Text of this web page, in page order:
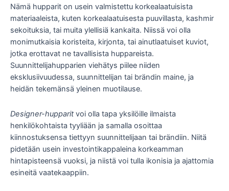
Nämä hupparit on usein valmistettu korkealaatuisista
materiaaleista, kuten korkealaatuisesta puuvillasta, kashmir
sekoituksia, tai muita ylellisiä kankaita. Niissä voi olla
monimutkaisia ​​koristeita, kirjonta, tai ainutlaatuiset kuviot,
jotka erottavat ne tavallisista huppareista.
Suunnittelijahupparien viehätys piilee niiden
eksklusiivuudessa, suunnittelijan tai brändin maine, ja
heidän tekemänsä yleinen muotilause.
Designer-hupparitvoi olla tapa yksilöille ilmaista
henkilökohtaista tyyliään ja samalla osoittaa
kiinnostuksensa tiettyyn suunnittelijaan tai brändiin. Niitä
pidetään usein investointikappaleina korkeamman
hintapisteensä vuoksi, ja niistä voi tulla ikonisia ja ajattomia
esineitä vaatekaappiin.